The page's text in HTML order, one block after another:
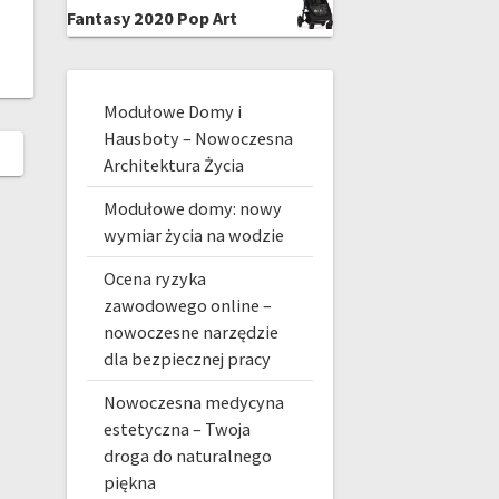
Fantasy 2020 Pop Art
Modułowe Domy i
Hausboty – Nowoczesna
Architektura Życia
Modułowe domy: nowy
wymiar życia na wodzie
Ocena ryzyka
zawodowego online –
nowoczesne narzędzie
dla bezpiecznej pracy
Nowoczesna medycyna
estetyczna – Twoja
droga do naturalnego
piękna